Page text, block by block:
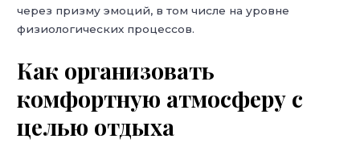
через призму эмоций, в том числе на уровне
физиологических процессов.
Как организовать
комфортную атмосферу с
целью отдыха